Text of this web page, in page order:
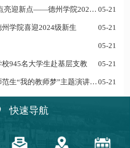
05-21
学院喜迎2024级新生 05-21
05-21
945名大学生赴基层支教 05-21
05-21
快速导航